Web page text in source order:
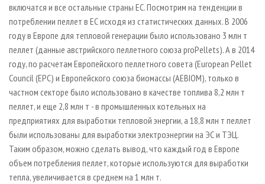
включатся и все остальные страны ЕС. Посмотрим на тенденции в
потреблении пеллет в ЕС исходя из статистических данных. В 2006
году в Европе для тепловой генерации было использовано 3 млн т
пеллет (данные австрийского пеллетного союза proPellets). А в 2014
году, по расчетам Европейского пеллетного совета (European Pellet
Council (EPC) и Европейского союза биомассы (AEBIOM), только в
частном секторе было использовано в качестве топлива 8,2 млн т
пеллет, и еще 2,8 млн т - в промышленных котельных на
предприятиях для выработки тепловой энергии, а 18,8 млн т пеллет
были использованы для выработки электроэнергии на ЭС и ТЭЦ.
Таким образом, можно сделать вывод, что каждый год в Европе
объем потребления пеллет, которые используются для выработки
тепла, увеличивается в среднем на 1 млн т.